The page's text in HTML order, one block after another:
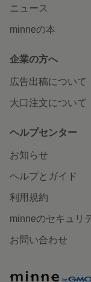
ニュース
minneの本
企業の方へ
広告出稿について
大口注文について
ヘルプセンター
お知らせ
ヘルプとガイド
利用規約
minneのセキュリ
お問い合わせ